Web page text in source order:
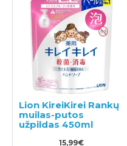
Lion KireiKirei Rankų
muilas-putos
užpildas 450ml
15,99€